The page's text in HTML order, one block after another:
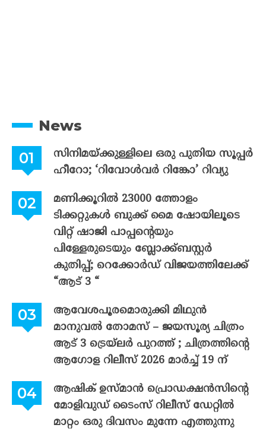
News
സിനിമയ്ക്കുള്ളിലെ ഒരു പുതിയ സൂപ്പർ
ഹീറോ; ‘റിവോൾവർ റിങ്കോ’ റിവ്യു
മണിക്കൂറിൽ 23000 ത്തോളം
ടിക്കറ്റുകൾ ബുക്ക് മൈ ഷോയിലൂടെ
വിറ്റ് ഷാജി പാപ്പന്റെയും
പിള്ളേരുടെയും ബ്ലോക്ക്ബസ്റ്റർ
കുതിപ്പ്; റെക്കോർഡ് വിജയത്തിലേക്ക്
“ആട് 3 “
ആവേശപൂരമൊരുക്കി മിഥുൻ
മാനുവൽ തോമസ് – ജയസൂര്യ ചിത്രം
ആട് 3 ട്രെയ്‌ലർ പുറത്ത് ; ചിത്രത്തിന്റെ
ആഗോള റിലീസ് 2026 മാർച്ച് 19 ന്
ആഷിക് ഉസ്മാൻ പ്രൊഡക്ഷൻസിന്റെ
മോളിവുഡ് ടൈംസ് റിലീസ് ഡേറ്റിൽ
മാറ്റം ഒരു ദിവസം മുന്നേ എത്തുന്നു